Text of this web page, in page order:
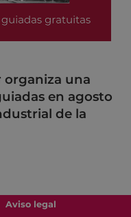
organiza una
en agosto
de la
Aviso legal